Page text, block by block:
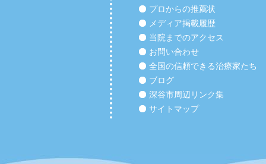
プロからの推薦状
メディア掲載履歴
当院までのアクセス
お問い合わせ
全国の信頼できる治療家たち
ブログ
深谷市周辺リンク集
サイトマップ